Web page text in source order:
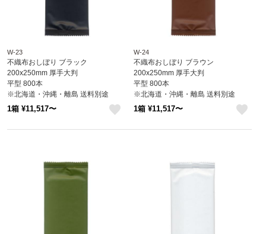
W-23
不織布おしぼり ブラック
200x250mm 厚手大判
平型 800本
※北海道・沖縄・離島 送料別途
1箱 ¥11,517〜
W-24
不織布おしぼり ブラウン
200x250mm 厚手大判
平型 800本
※北海道・沖縄・離島 送料別途
1箱 ¥11,517〜